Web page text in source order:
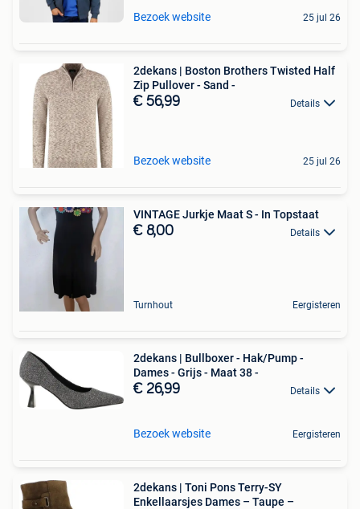
Bezoek website 25 jul 26
2dekans | Boston Brothers Twisted Half
Zip Pullover - Sand -
€ 56,99 Details
Bezoek website 25 jul 26
VINTAGE Jurkje Maat S - In Topstaat
€ 8,00 Details
Turnhout Eergisteren
2dekans | Bullboxer - Hak/Pump -
Dames - Grijs - Maat 38 -
€ 26,99 Details
Bezoek website Eergisteren
2dekans | Toni Pons Terry-SY
Enkellaarsjes Dames – Taupe –